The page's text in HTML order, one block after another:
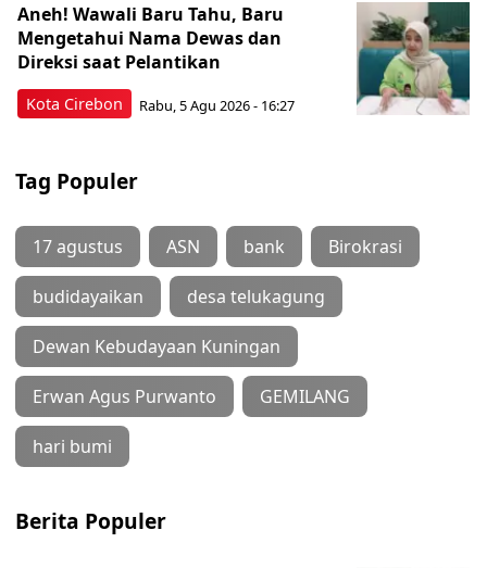
Kota Cirebon
Aneh! Wawali Baru Tahu, Baru
Mengetahui Nama Dewas dan
Direksi saat Pelantikan
Rabu, 5 Agu 2026 - 16:27
Tag Populer
17 agustus ASN bank Birokrasi
budidayaikan desa telukagung
Dewan Kebudayaan Kuningan
Erwan Agus Purwanto GEMILANG
hari bumi
Berita Populer